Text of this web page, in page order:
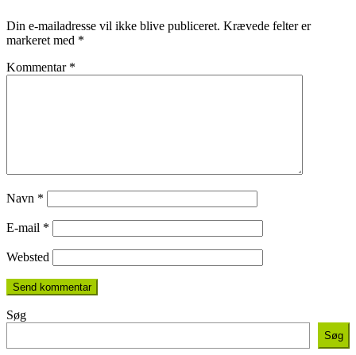
Din e-mailadresse vil ikke blive publiceret. Krævede felter er
markeret med *
Kommentar *
Navn *
E-mail *
Websted
Søg
Søg